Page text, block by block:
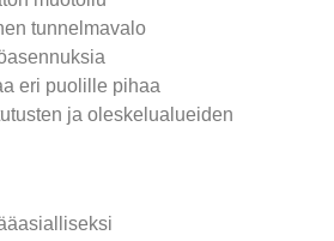
tunnelmavalo
eri puolille pihaa
ja oleskelualueiden